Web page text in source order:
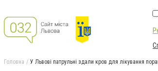
Головна У Львові патрульні здали кров для лікування